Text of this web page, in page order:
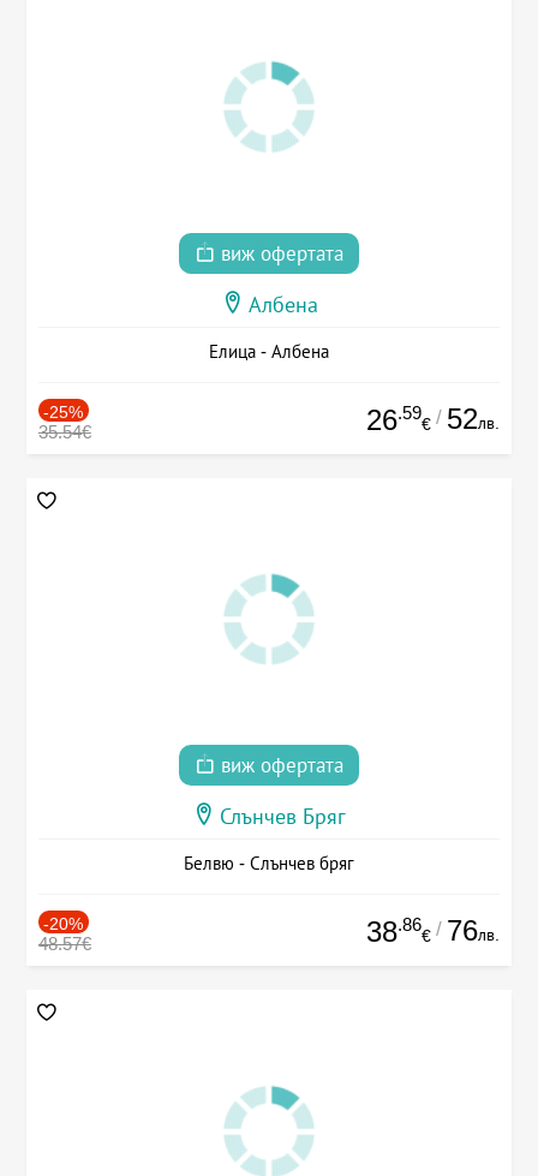
виж офертата
Албена
Елица - Албена
-25%
35.54€ 26.59
€ / 52лв.
виж офертата
Слънчев Бряг
Белвю - Слънчев бряг
-20%
48.57€ 38.86
€ / 76лв.